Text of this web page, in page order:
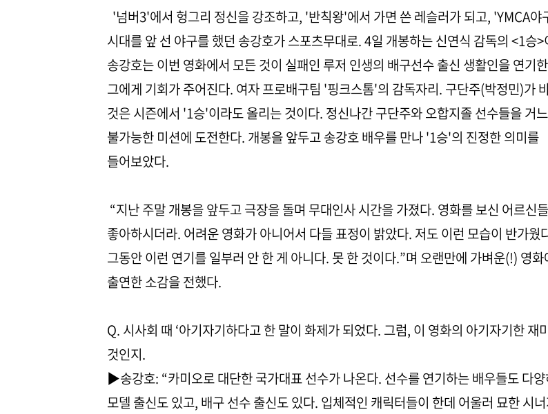
'넘버3'에서 헝그리 정신을 강조하고, '반칙왕'에서 가면 쓴 레슬러가 되고, 'YMCA야
시대를 앞 선 야구를 했던 송강호가 스포츠무대로. 4일 개봉하는 신연식 감독의 <1승>
송강호는 이번 영화에서 모든 것이 실패인 루저 인생의 배구선수 출신 생활인을 연기
그에게 기회가 주어진다. 여자 프로배구팀 '핑크스톰'의 감독자리. 구단주(박정민)가
것은 시즌에서 '1승'이라도 올리는 것이다. 정신나간 구단주와 오합지졸 선수들을 거
불가능한 미션에 도전한다. 개봉을 앞두고 송강호 배우를 만나 '1승'의 진정한 의미를
들어보았다.
“지난 주말 개봉을 앞두고 극장을 돌며 무대인사 시간을 가졌다. 영화를 보신 어르신
좋아하시더라. 어려운 영화가 아니어서 다들 표정이 밝았다. 저도 이런 모습이 반가웠
그동안 이런 연기를 일부러 안 한 게 아니다. 못 한 것이다.”며 오랜만에 가벼운(!) 영화
출연한 소감을 전했다.
Q. 시사회 때 ‘아기자기하다고 한 말이 화제가 되었다. 그럼, 이 영화의 아기자기한 재
것인지.
▶송강호: “카미오로 대단한 국가대표 선수가 나온다. 선수를 연기하는 배우들도 다
모델 출신도 있고, 배구 선수 출신도 있다. 입체적인 캐릭터들이 한데 어울러 묘한 시